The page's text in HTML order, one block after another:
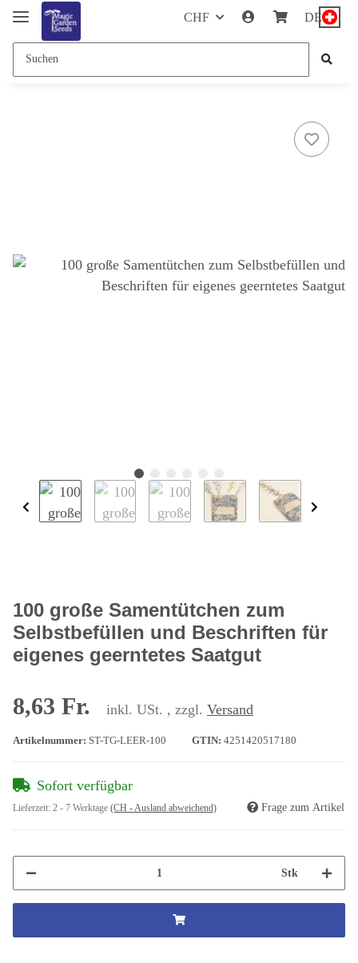
CHF DE
100 große Samentütchen zum
Selbstbefüllen und Beschriften für
eigenes geerntetes Saatgut
8,63 Fr. inkl. USt. , zzgl. Versand
Artikelnummer: ST-TG-LEER-100 GTIN: 4251420517180
Sofort verfügbar
Lieferzeit: 2 - 7 Werktage (CH - Ausland abweichend) Frage zum Artikel
Stk